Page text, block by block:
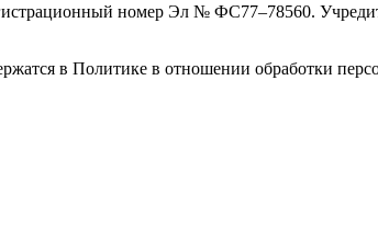
номер Эл № ФС77–78560.
в Политике в отношении обработки